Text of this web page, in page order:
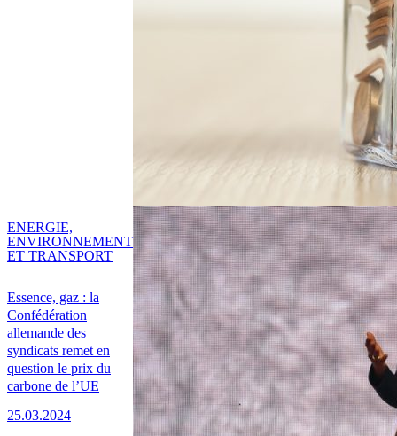
Essence, gaz : la
Confédération
allemande des
syndicats remet en
question le prix du
carbone de l’UE
25.03.2024
ENERGIE,
ENVIRONNEMENT
ET TRANSPORT